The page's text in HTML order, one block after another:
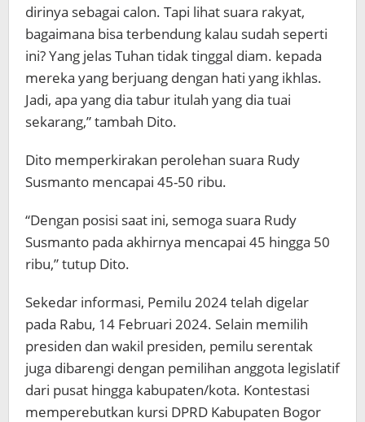
dirinya sebagai calon. Tapi lihat suara rakyat,
bagaimana bisa terbendung kalau sudah seperti
ini? Yang jelas Tuhan tidak tinggal diam. kepada
mereka yang berjuang dengan hati yang ikhlas.
Jadi, apa yang dia tabur itulah yang dia tuai
sekarang,” tambah Dito.
Dito memperkirakan perolehan suara Rudy
Susmanto mencapai 45-50 ribu.
“Dengan posisi saat ini, semoga suara Rudy
Susmanto pada akhirnya mencapai 45 hingga 50
ribu,” tutup Dito.
Sekedar informasi, Pemilu 2024 telah digelar
pada Rabu, 14 Februari 2024. Selain memilih
presiden dan wakil presiden, pemilu serentak
juga dibarengi dengan pemilihan anggota legislatif
dari pusat hingga kabupaten/kota. Kontestasi
memperebutkan kursi DPRD Kabupaten Bogor